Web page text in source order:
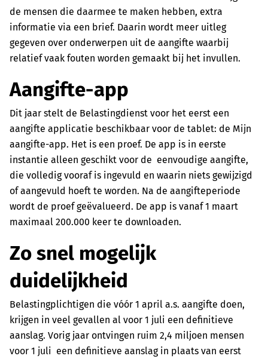
de mensen die daarmee te maken hebben, extra
informatie via een brief. Daarin wordt meer uitleg
gegeven over onderwerpen uit de aangifte waarbij
relatief vaak fouten worden gemaakt bij het invullen.
Aangifte-app
Dit jaar stelt de Belastingdienst voor het eerst een
aangifte applicatie beschikbaar voor de tablet: de Mijn
aangifte-app. Het is een proef. De app is in eerste
instantie alleen geschikt voor de eenvoudige aangifte,
die volledig vooraf is ingevuld en waarin niets gewijzigd
of aangevuld hoeft te worden. Na de aangifteperiode
wordt de proef geëvalueerd. De app is vanaf 1 maart
maximaal 200.000 keer te downloaden.
Zo snel mogelijk
duidelijkheid
Belastingplichtigen die vóór 1 april a.s. aangifte doen,
krijgen in veel gevallen al voor 1 juli een definitieve
aanslag. Vorig jaar ontvingen ruim 2,4 miljoen mensen
voor 1 juli een definitieve aanslag in plaats van eerst